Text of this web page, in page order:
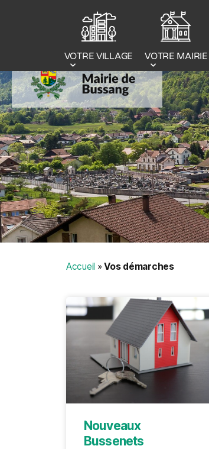
VOTRE VILLAGE VOTRE MAIRIE
Accueil »Vos démarches
Nouveaux
Bussenets